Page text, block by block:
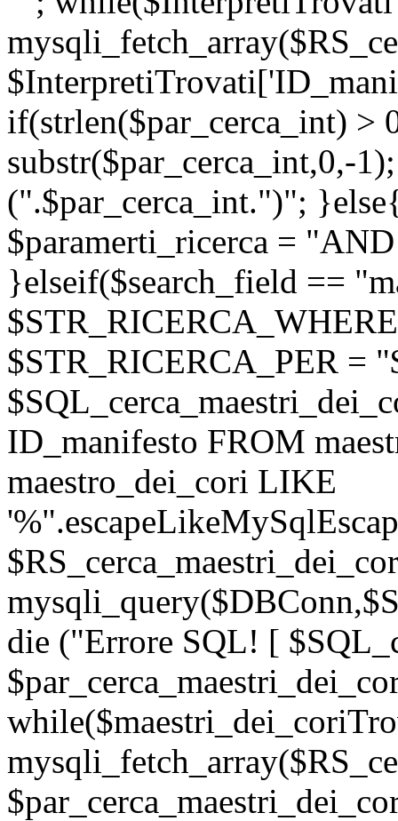
if(strlen($par_cerca_int) >
substr($par_cerca_int,0,-
(".$par_cerca_int.")";
$paramerti_ricerca =
}elseif($search_field ==
$STR_RICERCA_PER = "
ID_manifesto FROM
maestro_dei_cori LIKE
die ("Errore SQL! [